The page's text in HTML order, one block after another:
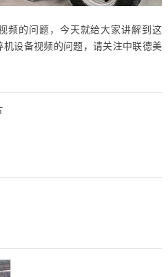
频的问题，今天就给大家讲解到这
设备视频的问题，请关注中联德美